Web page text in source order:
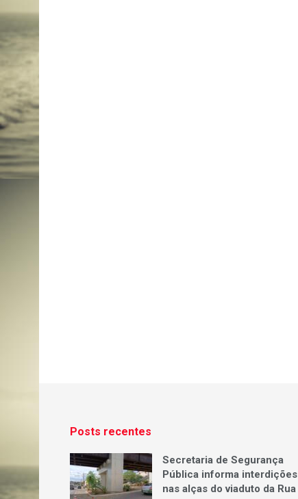
Posts recentes
Secretaria de Segurança
Pública informa interdições
nas alças do viaduto da Rua